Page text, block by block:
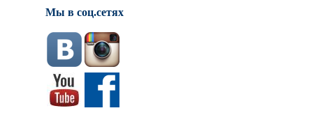
Мы в соц.сетях